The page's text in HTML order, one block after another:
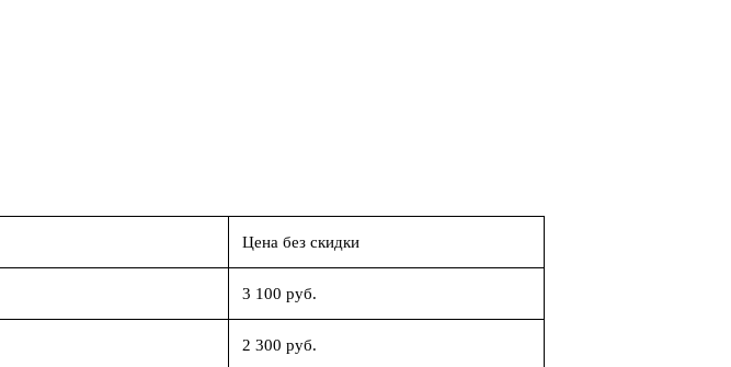
Цена без скидки
3 100 руб.
2 300 руб.